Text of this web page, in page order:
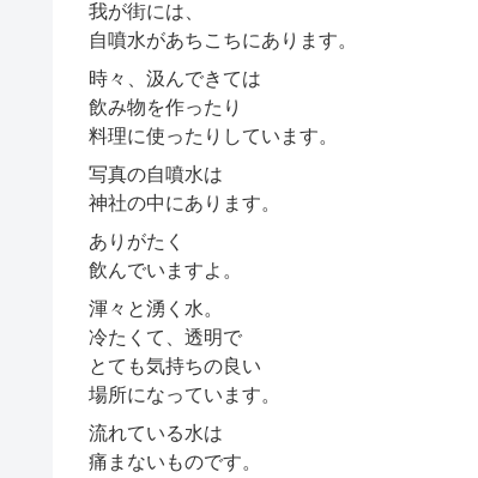
我が街には、
自噴水があちこちにあります。
時々、汲んできては
飲み物を作ったり
料理に使ったりしています。
写真の自噴水は
神社の中にあります。
ありがたく
飲んでいますよ。
渾々と湧く水。
冷たくて、透明で
とても気持ちの良い
場所になっています。
流れている水は
痛まないものです。